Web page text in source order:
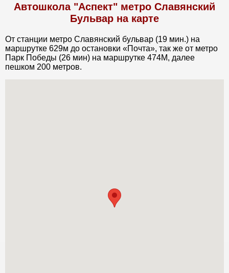
Автошкола "Аспект" метро Славянский
Бульвар на карте
От станции метро Славянский бульвар (19 мин.) на
маршрутке 629м до остановки «Почта», так же от метро
Парк Победы (26 мин) на маршрутке 474М, далее
пешком 200 метров.